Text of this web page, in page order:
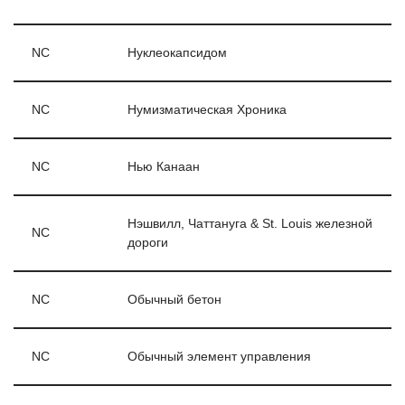
NC Нуклеокапсидом
NC Нумизматическая Хроника
NC Нью Канаан
NC
Нэшвилл, Чаттануга & St. Louis железной
дороги
NC Обычный бетон
NC Обычный элемент управления